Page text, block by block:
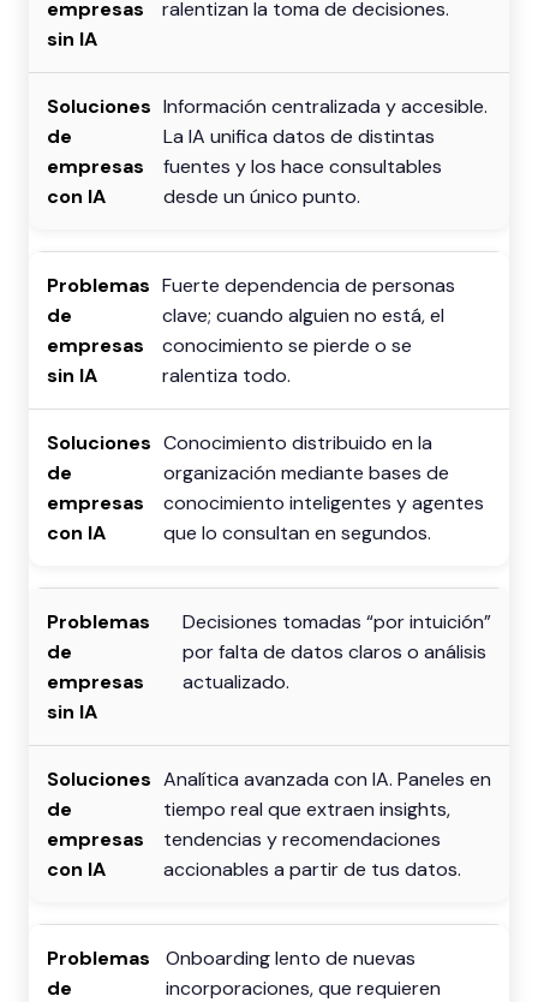
ralentizan la toma de decisiones.
Información centralizada y accesible.
La IA unifica datos de distintas
fuentes y los hace consultables
desde un único punto.
Fuerte dependencia de personas
clave; cuando alguien no está, el
conocimiento se pierde o se
ralentiza todo.
Conocimiento distribuido en la
organización mediante bases de
conocimiento inteligentes y agentes
que lo consultan en segundos.
Decisiones tomadas “por intuición”
por falta de datos claros o análisis
actualizado.
Analítica avanzada con IA. Paneles en
tiempo real que extraen insights,
tendencias y recomendaciones
accionables a partir de tus datos.
Onboarding lento de nuevas
incorporaciones, que requieren